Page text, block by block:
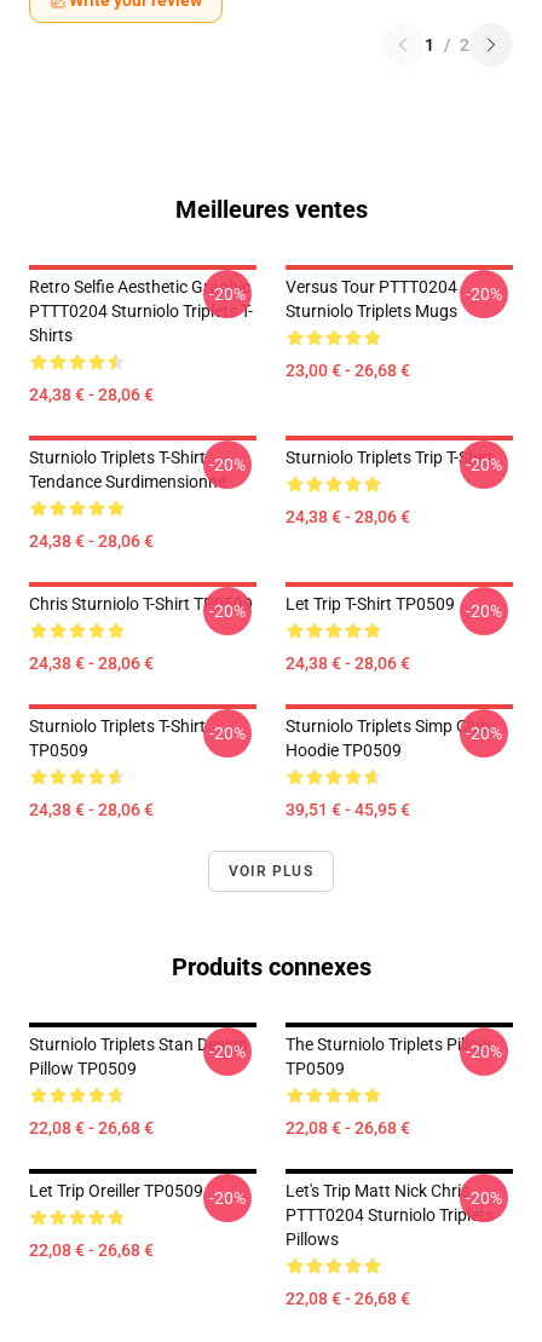
1 / 2
Meilleures ventes
Retro Selfie Aesthetic Graphic
PTTT0204 Sturniolo Triplets T-
Shirts
24,38 € - 28,06 €
-20%
Versus Tour PTTT0204
Sturniolo Triplets Mugs
23,00 € - 26,68 €
-20%
Sturniolo Triplets T-Shirt
Tendance Surdimensionné
24,38 € - 28,06 €
-20% Sturniolo Triplets Trip T-Shirt
24,38 € - 28,06 €
-20%
Chris Sturniolo T-Shirt TP0509
24,38 € - 28,06 €
-20% Let Trip T-Shirt TP0509
24,38 € - 28,06 €
-20%
Sturniolo Triplets T-Shirt
TP0509
24,38 € - 28,06 €
-20%
Sturniolo Triplets Simp Club
Hoodie TP0509
39,51 € - 45,95 €
-20%
VOIR PLUS
Produits connexes
Sturniolo Triplets Stan Design
Pillow TP0509
22,08 € - 26,68 €
-20%
The Sturniolo Triplets Pillow
TP0509
22,08 € - 26,68 €
-20%
Let Trip Oreiller TP0509
22,08 € - 26,68 €
-20%
Let's Trip Matt Nick Chris
PTTT0204 Sturniolo Triplets
Pillows
22,08 € - 26,68 €
-20%